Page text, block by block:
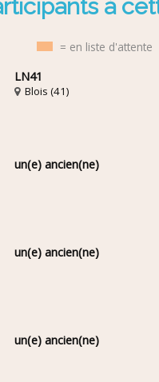
à
= en liste d'attente
LN41
Blois (41)
un(e) ancien(ne)
un(e) ancien(ne)
un(e) ancien(ne)